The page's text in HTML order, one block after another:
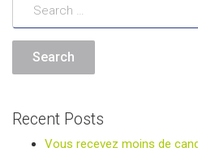
Recent Posts
Vous recevez moins de